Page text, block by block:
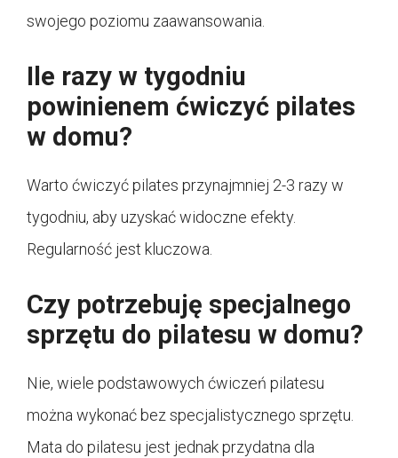
swojego poziomu zaawansowania.
Ile razy w tygodniu
powinienem ćwiczyć pilates
w domu?
Warto ćwiczyć pilates przynajmniej 2-3 razy w
tygodniu, aby uzyskać widoczne efekty.
Regularność jest kluczowa.
Czy potrzebuję specjalnego
sprzętu do pilatesu w domu?
Nie, wiele podstawowych ćwiczeń pilatesu
można wykonać bez specjalistycznego sprzętu.
Mata do pilatesu jest jednak przydatna dla